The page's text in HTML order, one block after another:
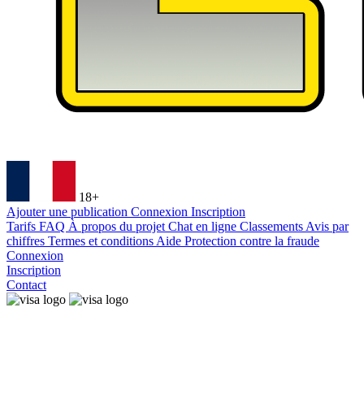
18+
Ajouter une publication Connexion Inscription
Tarifs FAQ À propos du projet Chat en ligne Classements Avis par
chiffres Termes et conditions Aide Protection contre la fraude
Connexion
Inscription
Contact